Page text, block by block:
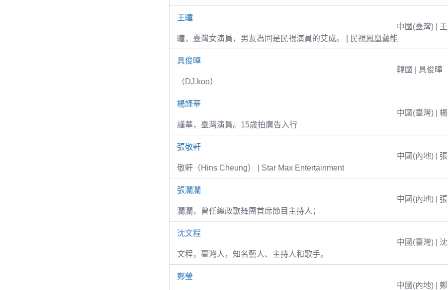
王瞳
中國(臺灣) | 王
瞳，臺灣女演員，男友為同是民視演員的艾成。 | 民視鳳凰藝能
具俊曄
韓國 | 具俊曄
（DJ.koo）
楊謹華
中國(臺灣) | 楊
謹華，臺灣演員。15歲拍廣告入行
張敬軒
中國(內地) | 張
敬軒（Hins Cheung） | Star Max Entertainment
張瀾瀾
中國(內地) | 張
瀾瀾，曾任總政歌舞團首席節目主持人；
沈文程
中國(臺灣) | 沈
文程，臺灣人，知名藝人、主持人和歌手。
鄭瑩
中國(內地) | 鄭